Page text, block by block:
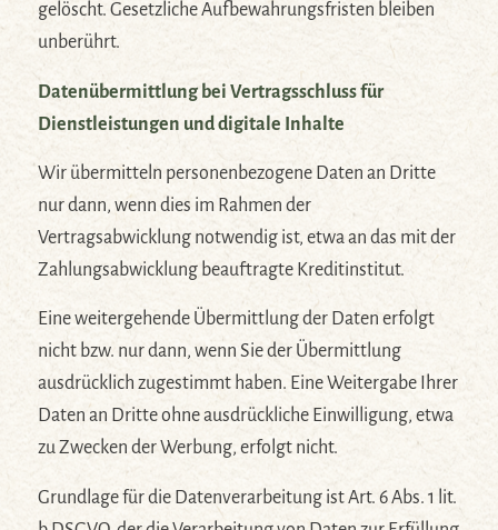
gelöscht. Gesetzliche Aufbewahrungsfristen bleiben
unberührt.
Datenübermittlung bei Vertragsschluss für
Dienstleistungen und digitale Inhalte
Wir übermitteln personenbezogene Daten an Dritte
nur dann, wenn dies im Rahmen der
Vertragsabwicklung notwendig ist, etwa an das mit der
Zahlungsabwicklung beauftragte Kreditinstitut.
Eine weitergehende Übermittlung der Daten erfolgt
nicht bzw. nur dann, wenn Sie der Übermittlung
ausdrücklich zugestimmt haben. Eine Weitergabe Ihrer
Daten an Dritte ohne ausdrückliche Einwilligung, etwa
zu Zwecken der Werbung, erfolgt nicht.
Grundlage für die Datenverarbeitung ist Art. 6 Abs. 1 lit.